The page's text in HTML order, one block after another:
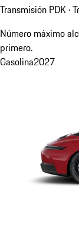
Transmisión PDK ·
Número máximo
primero.
Gasolina2027